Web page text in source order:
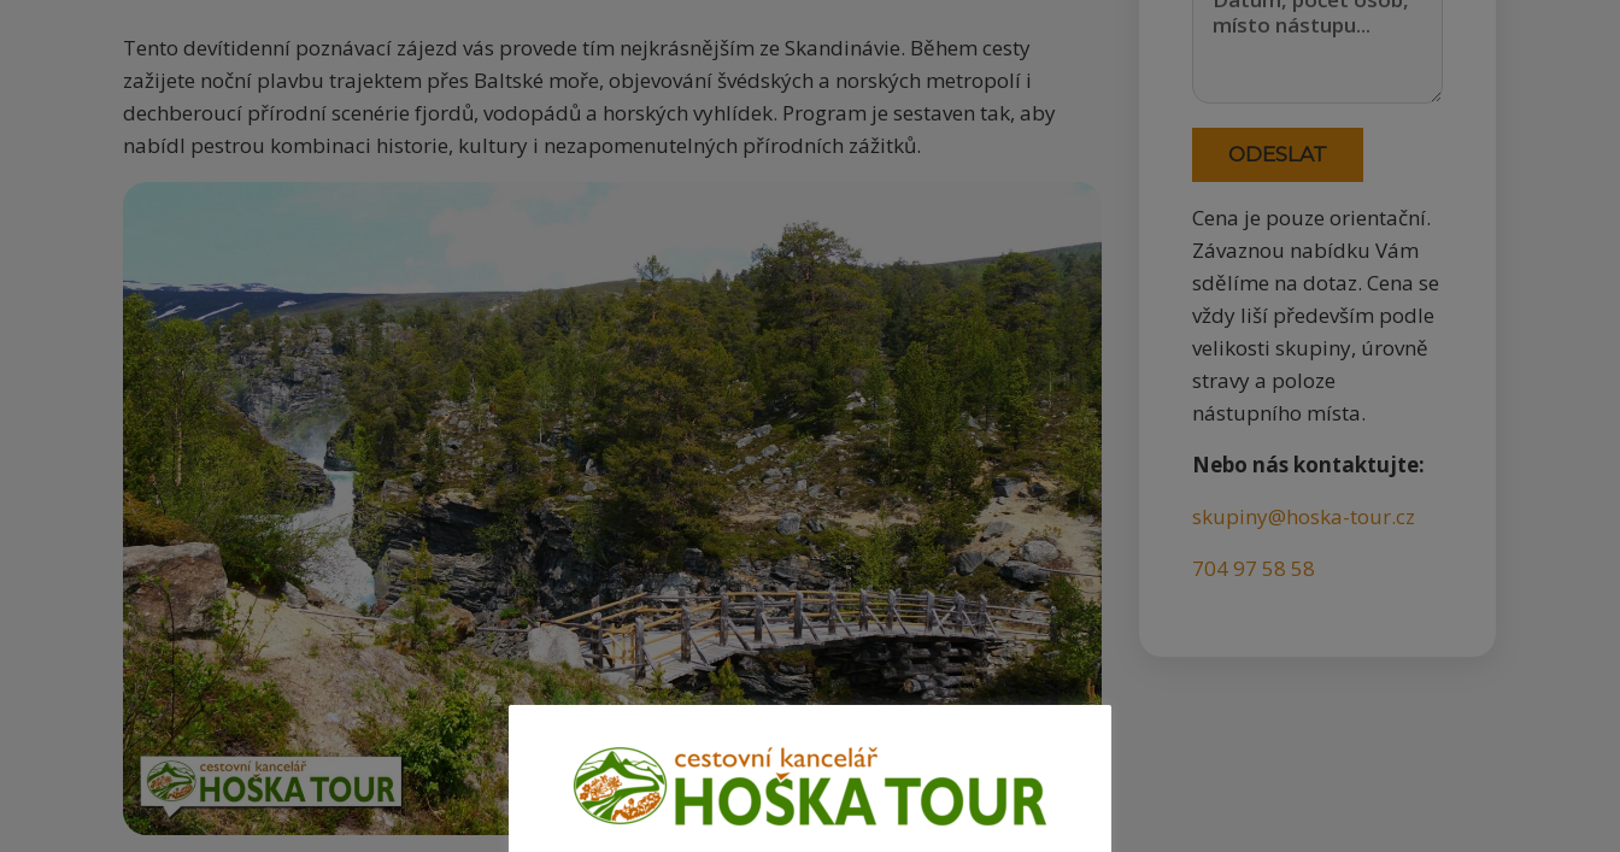
Tento devítidenní poznávací zájezd vás provede tím nejkrásnějším ze Skandinávie. Během cesty
zažijete noční plavbu trajektem přes Baltské moře, objevování švédských a norských metropolí i
dechberoucí přírodní scenérie fjordů, vodopádů a horských vyhlídek. Program je sestaven tak, aby
nabídl pestrou kombinaci historie, kultury i nezapomenutelných přírodních zážitků.
Cena je pouze orientační.
Závaznou nabídku Vám
sdělíme na dotaz. Cena se
vždy liší především podle
velikosti skupiny, úrovně
stravy a poloze
nástupního místa.
Nebo nás kontaktujte:
skupiny@hoska-tour.cz
704 97 58 58